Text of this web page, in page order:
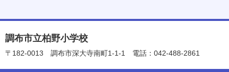
調布市立柏野小学校
〒182-0013 調布市深大寺南町1-1-1 電話：042-488-2861